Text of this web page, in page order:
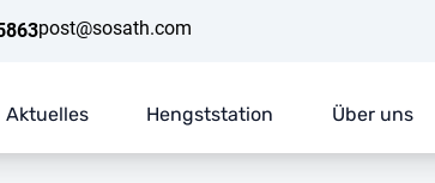
post@sosath.com
Aktuelles Hengststation Über uns